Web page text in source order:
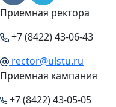
Приемная ректора
+7 (8422) 43-06-43
rector@ulstu.ru
Приемная кампания
+7 (8422) 43-05-05